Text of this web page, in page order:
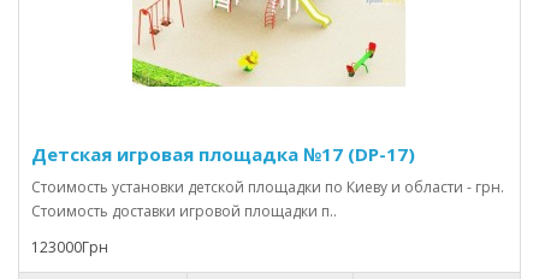
Детская игровая площадка №17 (DP-17)
Стоимость установки детской площадки по Киеву и области - грн.
Стоимость доставки игровой площадки п..
123000Грн